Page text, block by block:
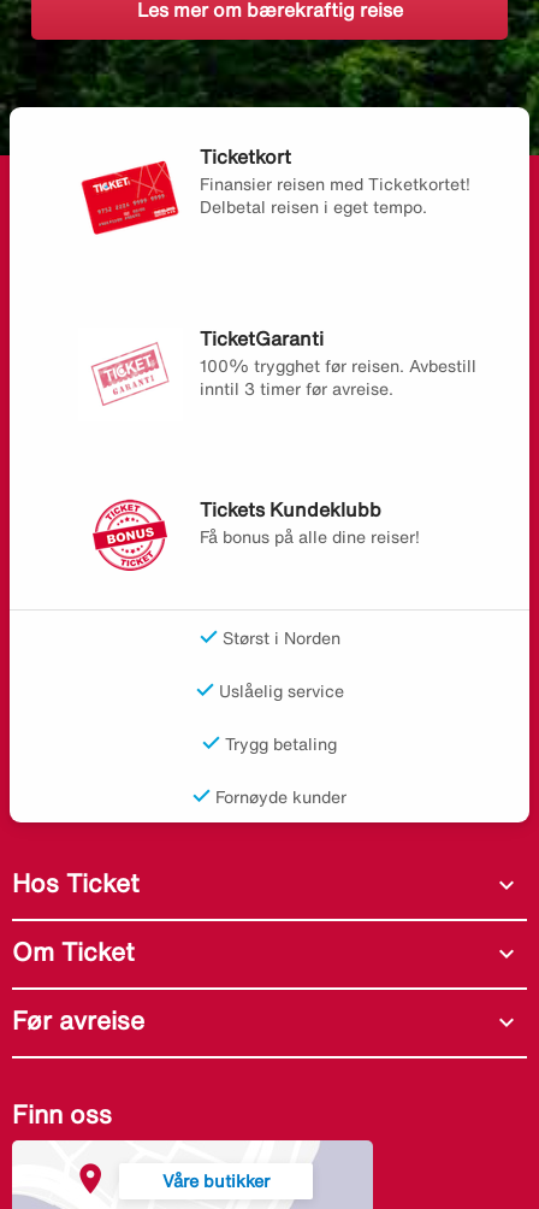
Les mer om bærekraftig reise
Ticketkort
Finansier reisen med Ticketkortet!
Delbetal reisen i eget tempo.
TicketGaranti
100% trygghet før reisen. Avbestill
inntil 3 timer før avreise.
Tickets Kundeklubb
Få bonus på alle dine reiser!
Størst i Norden
Uslåelig service
Trygg betaling
Fornøyde kunder
Hos Ticket expand_more
Om Ticket expand_more
Før avreise expand_more
Finn oss
Våre butikker